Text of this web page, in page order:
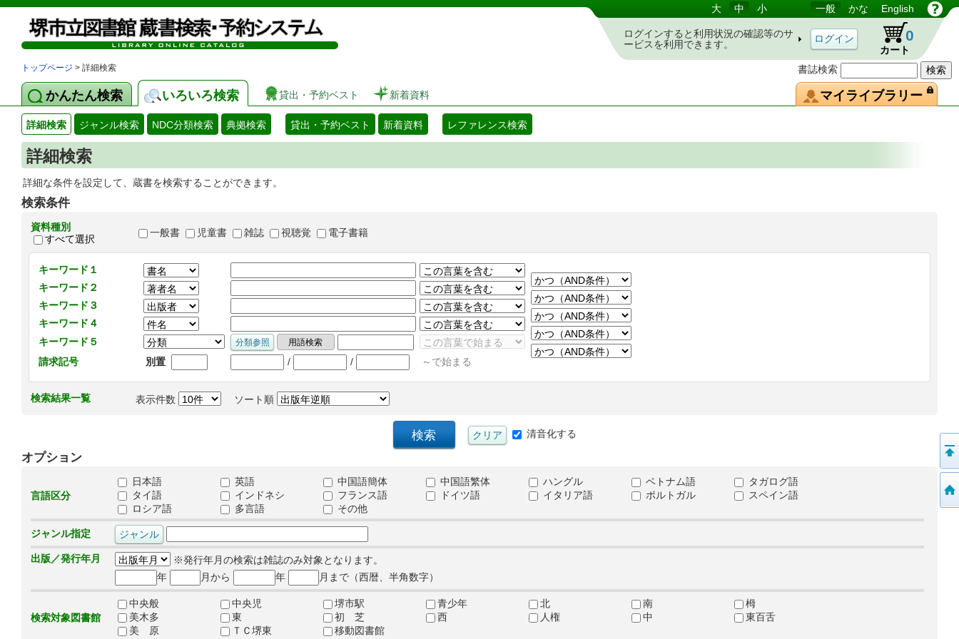
図書館 蔵書検索・予約システム
書誌検索
大 中 小 一般 かな English
ログインすると利用状況の確認等のサ
ービスを利用できます。
カート
0
トップページ > 詳細検索
かんたん検索 いろいろ検索 貸出・予約ベスト 新着資料 マイライブラリー
詳細検索 ジャンル検索 NDC分類検索 典拠検索 貸出・予約ベスト 新着資料 レファレンス検索
詳細検索
詳細な条件を設定して、蔵書を検索することができます。
検索条件
資料種別
すべて選択
一般書 児童書 雑誌 視聴覚 電子書籍
キーワード１
キーワード２
キーワード３
キーワード４
キーワード５
請求記号
別置 / / ～で始まる
検索結果一覧 表示件数 ソート順
清音化する
オプション
言語区分
日本語 英語 中国語簡体 中国語繁体 ハングル ベトナム語
タガログ語
タイ語
インドネシ フランス語 ドイツ語 イタリア語 ポルトガル
スペイン語
ロシア語
多言語 その他
ジャンル指定
出版／発行年月
※発行年月の検索は雑誌のみ対象となります。
年
月から 年 月まで（西暦、半角数字）
検索対象図書館
中央般 中央児 堺市駅 青少年 北 南
栂
美木多
東 初 芝 西 人権 中
東百舌
美 原
ＴＣ堺東 移動図書館